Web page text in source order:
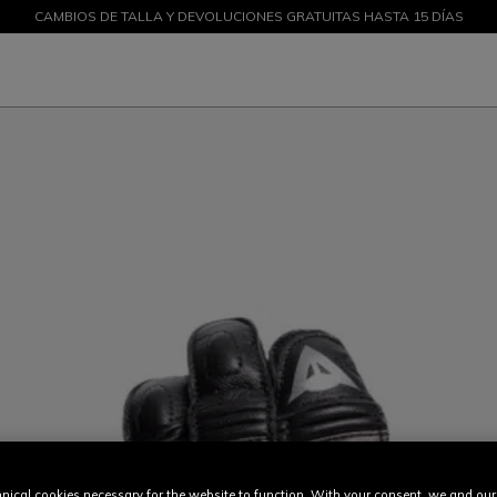
DESCUENTOS DE HASTA EL 50 % – ¡COMPRA AHORA
CAMBIOS DE TALLA Y DEVOLUCIONES GRATUITAS HASTA 15 DÍAS